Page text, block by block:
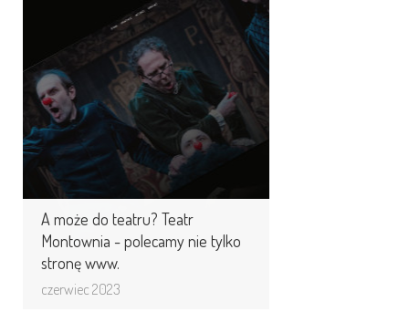
A może do teatru? Teatr
Montownia - polecamy nie tylko
stronę www.
czerwiec 2023
Montownia - polecamy nie
tylko stronę www.
Teatr Montownia to niezależna
grupa teatralna założona w 1996
roku. Teatr specjalizuje się w teatrze
dokumentalnym, ...